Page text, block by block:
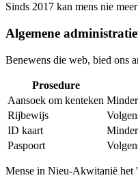
Sinds 2017 kan mens nie
Algemene
Benewens die web, bied ons
Prosedure
Aansoek om kenteken
Rijbewijs
ID kaart
Paspoort
Mense in Nieu-Akwitanië het